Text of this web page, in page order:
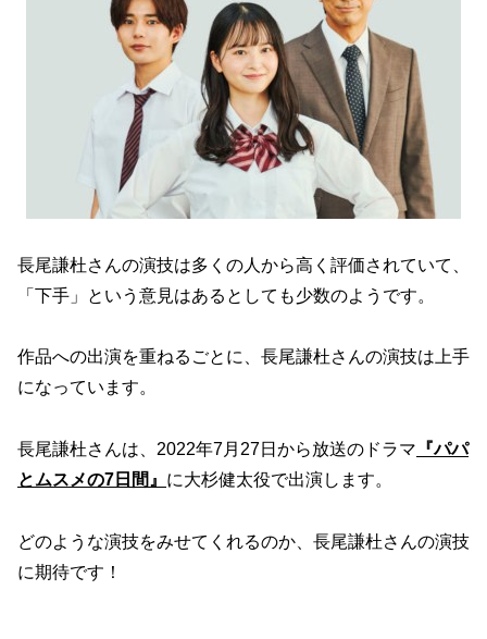
長尾謙杜さんの演技は多くの人から高く評価されていて、
「下手」という意見はあるとしても少数のようです。
作品への出演を重ねるごとに、長尾謙杜さんの演技は上手
になっています。
長尾謙杜さんは、2022年7月27日から放送のドラマ 『​​​パパ
とムスメの7日間』 に大杉健太役で出演します。
どのような演技をみせてくれるのか、長尾謙杜さんの演技
に期待です！